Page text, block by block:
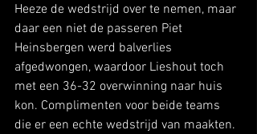
Heeze de wedstrijd over te nemen, maar
daar een niet de passeren Piet
Heinsbergen werd balverlies
afgedwongen, waardoor Lieshout toch
met een 36-32 overwinning naar huis
kon. Complimenten voor beide teams
die er een echte wedstrijd van maakten.